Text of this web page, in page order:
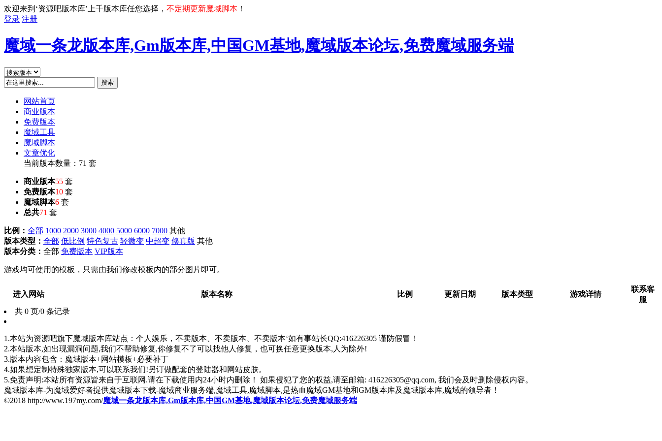
欢迎来到‘资源吧版本库’上千版本库任您选择， 不定期更新魔域脚本 ！
登录 注册
魔域一条龙版本库,Gm版本库,中国GM基地,魔域版本论坛,免费魔域服务端
搜索
网站首页
商业版本
免费版本
魔域工具
魔域脚本
文章优化
当前版本数量：71 套
商业版本55 套
免费版本10 套
魔域脚本6 套
总共71 套
比例： 全部 1000 2000 3000 4000 5000 6000 7000 其他
版本类型： 全部 低比例 特色复古 轻微变 中超变 修真版 其他
版本分类： 全部 免费版本 VIP版本
游戏均可使用的模板，只需由我们修改模板内的部分图片即可。
进入网站 版本名称 比例 更新日期 版本类型 游戏详情
联系客
服
共 0 页/0 条记录
1.本站为资源吧旗下魔域版本库站点：个人娱乐，不卖版本、不卖版本、不卖版本‘如有事站长QQ:416226305 谨防假冒！
2.本站版本,如出现漏洞问题,我们不帮助修复,你修复不了可以找他人修复，也可换任意更换版本,人为除外!
3.版本内容包含：魔域版本+网站模板+必要补丁
4.如果想定制特殊独家版本,可以联系我们!另订做配套的登陆器和网站皮肤。
5.免责声明:本站所有资源皆来自于互联网.请在下载使用内24小时内删除！ 如果侵犯了您的权益,请至邮箱: 416226305@qq.com, 我们会及时删除侵权内容。
魔域版本库-为魔域爱好者提供魔域版本下载-魔域商业服务端,魔域工具,魔域脚本,是热血魔域GM基地和GM版本库及魔域版本库,魔域的领导者！
©2018 http://www.197my.com/魔域一条龙版本库,Gm版本库,中国GM基地,魔域版本论坛,免费魔域服务端